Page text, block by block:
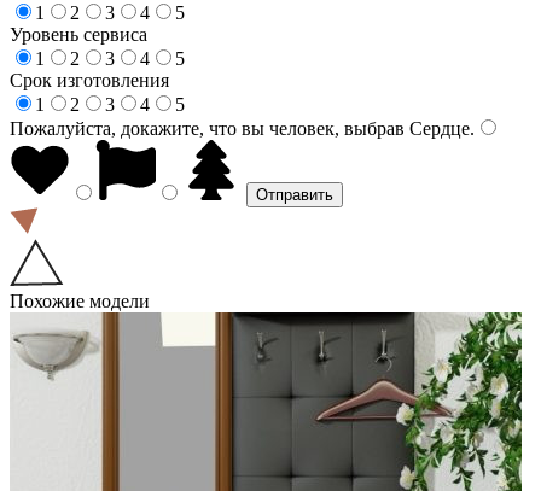
1
2 3 4
5
Уровень сервиса
1
2 3 4
5
Срок изготовления
1
2 3 4
5
Пожалуйста, докажите, что вы человек, выбрав Сердце.
Похожие модели